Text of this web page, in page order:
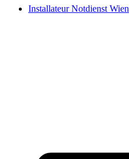
Installateur Notdienst Wien